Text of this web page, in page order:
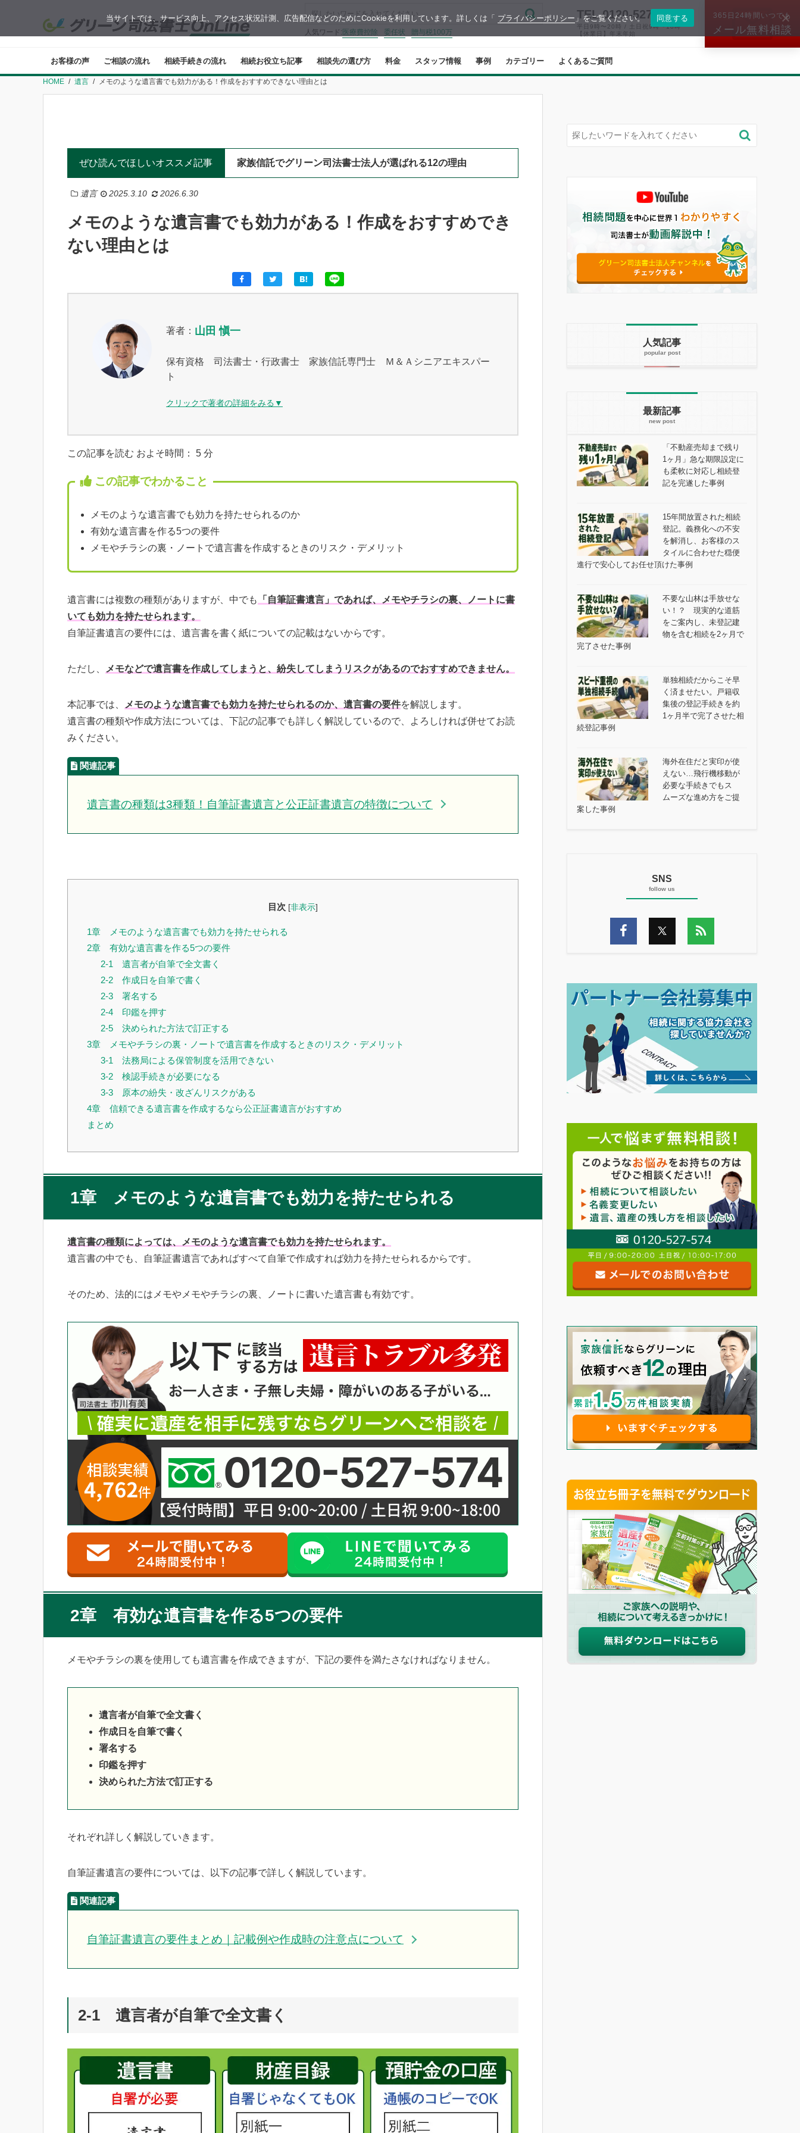
人気ワード: 医療費控除 委任状 贈与税100万
TEL.0120-527-574
平日9時〜20時 / 土日祝9時〜18時
【休業日】年末年始
365日24時間いつでも
メール無料相談
お客様の声 ご相談の流れ 相続手続きの流れ 相続お役立ち記事 相談先の選び方 料金 スタッフ情報 事例 カテゴリー よくあるご質問
HOME 遺言 メモのような遺言書でも効力がある！作成をおすすめできない理由とは
ぜひ読んでほしいオススメ記事 家族信託でグリーン司法書士法人が選ばれる12の理由
遺言 2025.3.10 2026.6.30
メモのような遺言書でも効力がある！作成をおすすめでき
ない理由とは
著者： 山田 愼一
保有資格 司法書士・行政書士 家族信託専門士 Ｍ＆Ａシニアエキスパー
ト
クリックで著者の詳細をみる▼
この記事を読む およそ時間： 5 分
この記事でわかること
メモのような遺言書でも効力を持たせられるのか
有効な遺言書を作る5つの要件
メモやチラシの裏・ノートで遺言書を作成するときのリスク・デメリット
遺言書には複数の種類がありますが、中でも
「自筆証書遺言」であれば、メモやチラシの裏、ノートに書
いても効力を持たせられます。
自筆証書遺言の要件には、遺言書を書く紙についての記載はないからです。
ただし、 メモなどで遺言書を作成してしまうと、紛失してしまうリスクがあるのでおすすめできません。
本記事では、 メモのような遺言書でも効力を持たせられるのか、遺言書の要件を解説します。
遺言書の種類や作成方法については、下記の記事でも詳しく解説しているので、よろしければ併せてお読
みください。
遺言書の種類は3種類！自筆証書遺言と公正証書遺言の特徴について
目次 [非表示]
1章 メモのような遺言書でも効力を持たせられる
2章 有効な遺言書を作る5つの要件
2-1 遺言者が自筆で全文書く
2-2 作成日を自筆で書く
2-3 署名する
2-4 印鑑を押す
2-5 決められた方法で訂正する
3章 メモやチラシの裏・ノートで遺言書を作成するときのリスク・デメリット
3-1 法務局による保管制度を活用できない
3-2 検認手続きが必要になる
3-3 原本の紛失・改ざんリスクがある
4章 信頼できる遺言書を作成するなら公正証書遺言がおすすめ
まとめ
1章 メモのような遺言書でも効力を持たせられる
遺言書の種類によっては、メモのような遺言書でも効力を持たせられます。
遺言書の中でも、自筆証書遺言であればすべて自筆で作成すれば効力を持たせられるからです。
そのため、法的にはメモやメモやチラシの裏、ノートに書いた遺言書も有効です。
2章 有効な遺言書を作る5つの要件
メモやチラシの裏を使用しても遺言書を作成できますが、下記の要件を満たさなければなりません。
遺言者が自筆で全文書く
作成日を自筆で書く
署名する
印鑑を押す
決められた方法で訂正する
それぞれ詳しく解説していきます。
自筆証書遺言の要件については、以下の記事で詳しく解説しています。
自筆証書遺言の要件まとめ｜記載例や作成時の注意点について
2-1 遺言者が自筆で全文書く
人気記事
最新記事
「不動産売却まで残り
1ヶ月」急な期限設定に
も柔軟に対応し相続登
記を完遂した事例
15年間放置された相続
登記。義務化への不安
を解消し、お客様のス
タイルに合わせた穏便
進行で安心してお任せ頂けた事例
不要な山林は手放せな
い！？ 現実的な道筋
をご案内し、未登記建
物を含む相続を2ヶ月で
完了させた事例
単独相続だからこそ早
く済ませたい。戸籍収
集後の登記手続きを約
1ヶ月半で完了させた相
続登記事例
海外在住だと実印が使
えない…飛行機移動が
必要な手続きでもス
ムーズな進め方をご提
案した事例
SNS
当サイトでは、サービス向上、アクセス状況計測、広告配信などのためにCookieを利用しています。詳しくは「 プライバシーポリシー 」をご覧ください。 同意する